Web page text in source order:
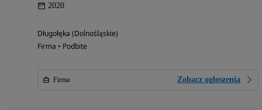
2020
Długołęka (Dolnośląskie)
Firma • Podbite
Firma Zobacz ogłoszenia